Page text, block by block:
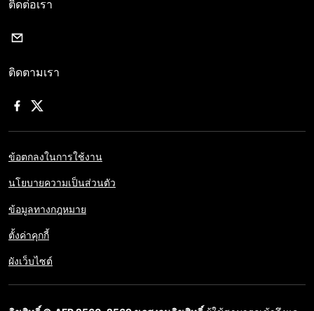
ติดต่อเรา
ติดตามเรา
ข้อตกลงในการใช้งาน
นโยบายความเป็นส่วนตัว
ข้อมูลทางกฎหมาย
ตั้งค่าคุกกี้
ผังเว็บไซต์